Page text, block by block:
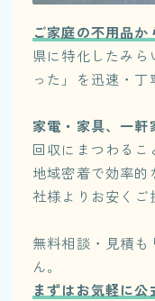
ご家庭の不用品
県に特化したみ
った」を迅速・丁
家電・家具、一
回収にまつわるこ
地域密着で効率
社様よりお安くご
無料相談・見積
ん。
まずはお気軽に